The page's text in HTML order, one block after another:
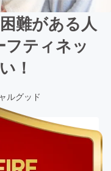
難がある人
ティネッ
！
ルグッド
円